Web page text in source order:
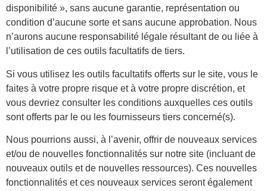
disponibilité », sans aucune garantie, représentation ou
condition d’aucune sorte et sans aucune approbation. Nous
n’aurons aucune responsabilité légale résultant de ou liée à
l’utilisation de ces outils facultatifs de tiers.
Si vous utilisez les outils facultatifs offerts sur le site, vous le
faites à votre propre risque et à votre propre discrétion, et
vous devriez consulter les conditions auxquelles ces outils
sont offerts par le ou les fournisseurs tiers concerné(s).
Nous pourrions aussi, à l’avenir, offrir de nouveaux services
et/ou de nouvelles fonctionnalités sur notre site (incluant de
nouveaux outils et de nouvelles ressources). Ces nouvelles
fonctionnalités et ces nouveaux services seront également